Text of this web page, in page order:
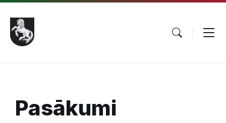
Pāriet
saturu
Skip
main
navigation
Skip
footer
Pasākumi